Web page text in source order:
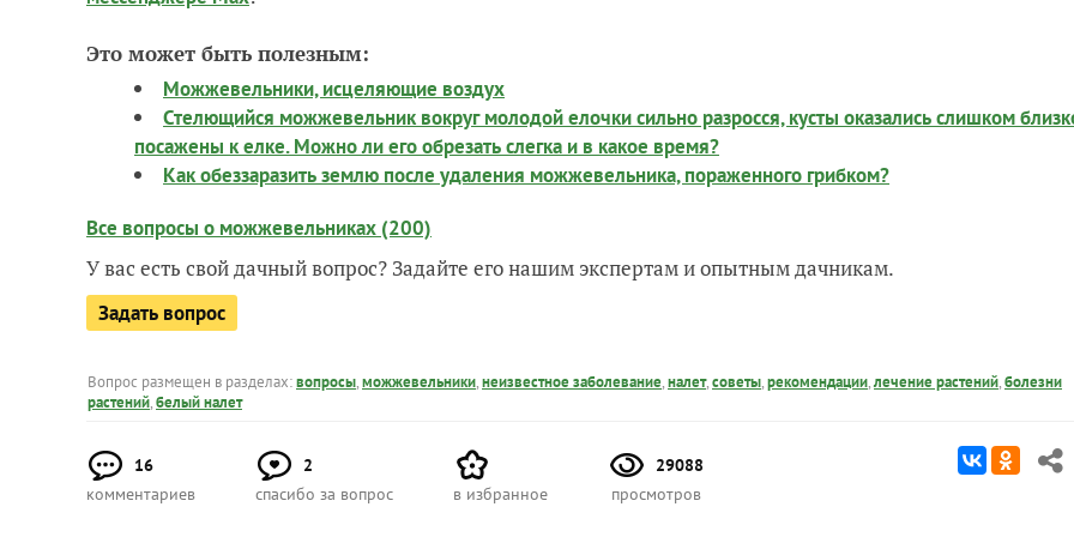
Это может быть полезным:
Можжевельники, исцеляющие воздух
Стелющийся можжевельник вокруг молодой елочки сильно разросся, кусты оказались слишком
посажены к елке. Можно ли его обрезать слегка и в какое время?
Как обеззаразить землю после удаления можжевельника, пораженного грибком?
Все вопросы о можжевельниках (200)
У вас есть свой дачный вопрос? Задайте его нашим экспертам и опытным дачникам.
Задать вопрос
Вопрос размещен в разделах:вопросы,можжевельники,неизвестное заболевание,налет,советы,рекомендации,лечение растений,болезни
растений,белый налет
16
комментариев
2
спасибо за вопрос
в избранное
29088
просмотров